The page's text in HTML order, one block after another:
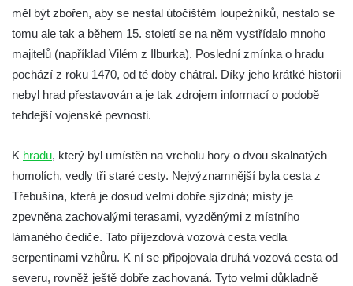
Hrad Rabštejn nad Střelou
Hrad Sychrov v Rabštejně
Hrad Hasištejn
Hrad Ralsko
Chřibský hrádek
Hrad Roimund
Hrad Kamýk u Litoměřic
Hrad Seeberg
Kyjovský hrádek
Hrad a klášter Oybin
Pevnost Königstein
měl být zbořen, aby se nestal útočištěm loupežníků, nestalo se
tomu ale tak a během 15. století se na něm vystřídalo mnoho
majitelů (například Vilém z Ilburka). Poslední zmínka o hradu
pochází z roku 1470, od té doby chátral. Díky jeho krátké historii
nebyl hrad přestavován a je tak zdrojem informací o podobě
tehdejší vojenské pevnosti.
K hradu, který byl umístěn na vrcholu hory o dvou skalnatých
homolích, vedly tři staré cesty. Nejvýznamnější byla cesta z
Třebušína, která je dosud velmi dobře sjízdná; místy je
zpevněna zachovalými terasami, vyzděnými z místního
lámaného čediče. Tato příjezdová vozová cesta vedla
serpentinami vzhůru. K ní se připojovala druhá vozová cesta od
severu, rovněž ještě dobře zachovaná. Tyto velmi důkladně